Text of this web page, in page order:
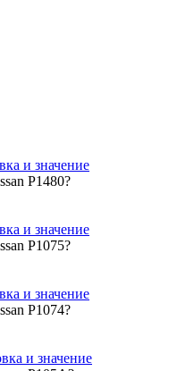
и значение
P1480?
и значение
P1075?
и значение
P1074?
и значение